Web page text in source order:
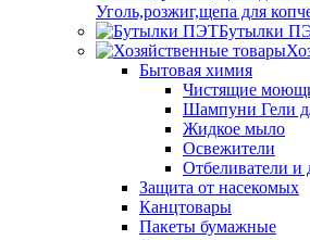
Уголь,розжиг,щепа для
Бутылки
Бытовая химия
Чистящие
Шампуни Гели
Жидкое мыло
Освежители
Отбеливатели и
Защита от насекомых
Канцтовары
Пакеты бумажные